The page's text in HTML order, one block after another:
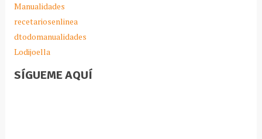
Manualidades
recetariosenlinea
dtodomanualidades
Lodijoella
SÍGUEME AQUÍ